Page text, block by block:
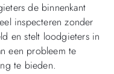
de binnenkant
inspecteren zonder
en stelt loodgieters in
een probleem te
te bieden.